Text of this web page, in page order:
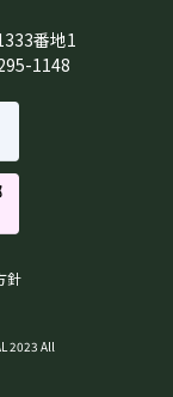
番地1
1148
2023 All
針